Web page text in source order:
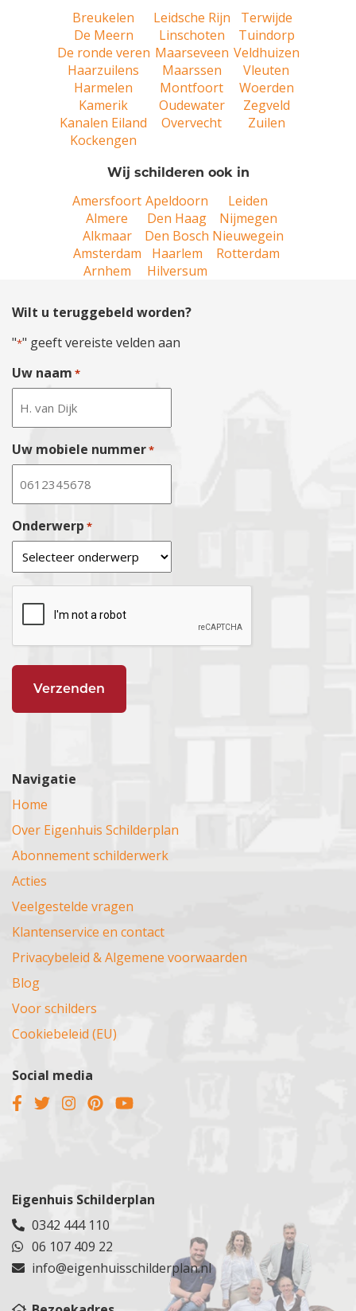
Breukelen
De Meern
De ronde veren
Haarzuilens
Harmelen
Kamerik
Kanalen Eiland
Kockengen
Leidsche Rijn
Linschoten
Maarseveen
Maarssen
Montfoort
Oudewater
Overvecht
Terwijde
Tuindorp
Veldhuizen
Vleuten
Woerden
Zegveld
Zuilen
Wij schilderen ook in
Amersfoort
Almere
Alkmaar
Amsterdam
Arnhem
Apeldoorn
Den Haag
Den Bosch
Haarlem
Hilversum
Leiden
Nijmegen
Nieuwegein
Rotterdam
Wilt u teruggebeld worden?
"*" geeft vereiste velden aan
Uw naam *
Uw mobiele nummer*
Onderwerp *
Navigatie
Home
Over Eigenhuis Schilderplan
Abonnement schilderwerk
Acties
Veelgestelde vragen
Klantenservice en contact
Privacybeleid & Algemene voorwaarden
Blog
Voor schilders
Cookiebeleid (EU)
Social media
Eigenhuis Schilderplan
0342 444 110
06 107 409 22
info@eigenhuisschilderplan.nl